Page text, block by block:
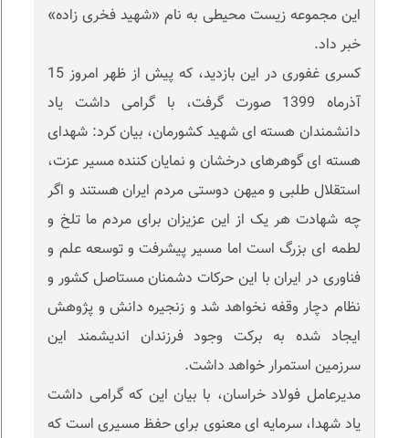
این مجموعه زیست محیطی به نام «شهید فخری زاده»
خبر داد.
کسری غفوری در این بازدید، که پیش از ظهر امروز 15
آذرماه 1399 صورت گرفت، با گرامی داشت یاد
دانشمندان هسته ای شهید کشورمان، بیان کرد: شهدای
هسته ای گوهرهای درخشان و نمایان کننده مسیر عزت،
استقلال طلبی و میهن دوستی مردم ایران هستند و اگر
چه شهادت هر یک از این عزیزان برای مردم ما تلخ و
لطمه ای بزرگ است اما مسیر پیشرفت و توسعه علم و
فناوری در ایران با این حرکات دشمنان مستاصل کشور و
نظام دچار وقفه نخواهد شد و زنجیره دانش و پژوهش
ایجاد شده به برکت وجود فرزندان اندیشمند این
سرزمین استمرار خواهد داشت.
مدیرعامل فولاد خراسان، با بیان این که گرامی داشت
یاد شهدا، سرمایه ای معنوی برای حفظ مسیری است که